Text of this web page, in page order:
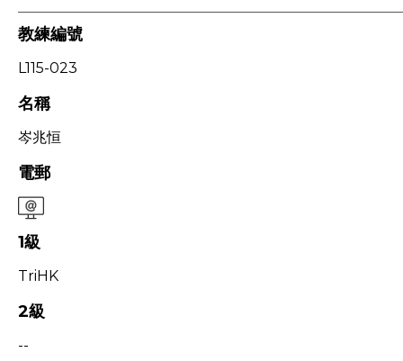
教練編號
L115-023
名稱
岑兆恒
電郵
1級
TriHK
2級
--